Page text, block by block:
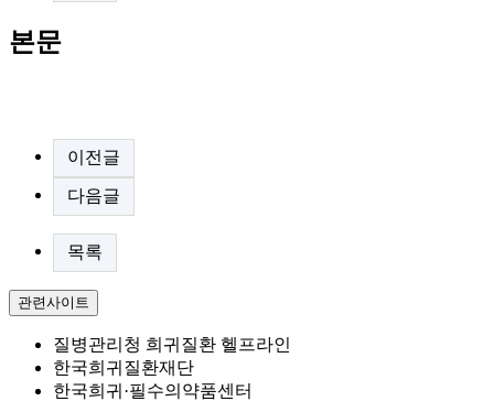
본문
이전글
다음글
목록
관련사이트
질병관리청 희귀질환 헬프라인
한국희귀질환재단
한국희귀·필수의약품센터